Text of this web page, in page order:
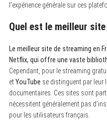
l’expérience générale sur ces
Quel est le meilleur
Le meilleur site de streaming en
Netflix, qui offre une vaste
Cependant, pour le streaming
etYouTube se distinguent par leur
documentaires. Ces sites sont
nécessitent généralement pas
pour les utilisateurs français.